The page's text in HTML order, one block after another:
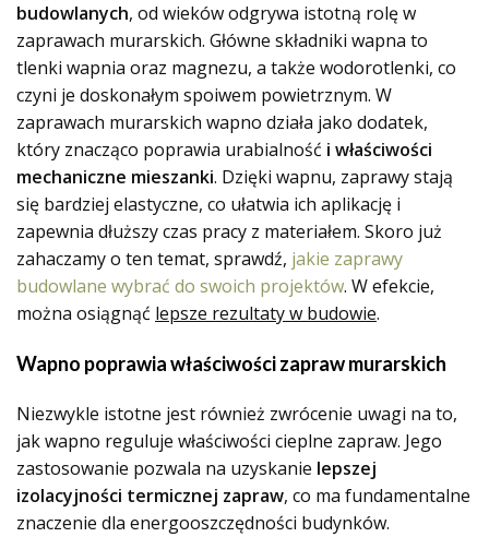
budowlanych, od wieków odgrywa istotną rolę w
zaprawach murarskich. Główne składniki wapna to
tlenki wapnia oraz magnezu, a także wodorotlenki, co
czyni je doskonałym spoiwem powietrznym. W
zaprawach murarskich wapno działa jako dodatek,
który znacząco poprawia urabialność i właściwości
mechaniczne mieszanki. Dzięki wapnu, zaprawy stają
się bardziej elastyczne, co ułatwia ich aplikację i
zapewnia dłuższy czas pracy z materiałem. Skoro już
zahaczamy o ten temat, sprawdź, jakie zaprawy
budowlane wybrać do swoich projektów. W efekcie,
można osiągnąć lepsze rezultaty w budowie.
Wapno poprawia właściwości zapraw murarskich
Niezwykle istotne jest również zwrócenie uwagi na to,
jak wapno reguluje właściwości cieplne zapraw. Jego
zastosowanie pozwala na uzyskanie lepszej
izolacyjności termicznej zapraw, co ma fundamentalne
znaczenie dla energooszczędności budynków.